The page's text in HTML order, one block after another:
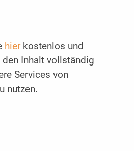
hierkostenlos und
Inhalt vollständig
Services von
nutzen.